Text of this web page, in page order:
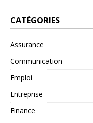
CATÉGORIES
Assurance
Communication
Emploi
Entreprise
Finance